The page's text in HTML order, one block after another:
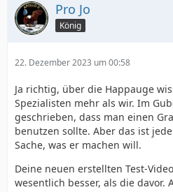
Pro Jo
König
22. Dezember 2023 um 00:58
Ja richtig, über die Happauge
Spezialisten mehr als wir. Im
geschrieben, dass man einen
benutzen sollte. Aber das ist
Sache, was er machen will.
Deine neuen erstellten Test-
wesentlich besser, als die davor.